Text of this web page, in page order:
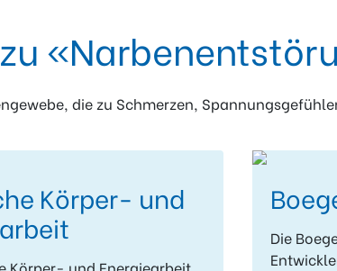
die zu Schmerzen,
Körper- und
Körper- und Energiearbeit
Die